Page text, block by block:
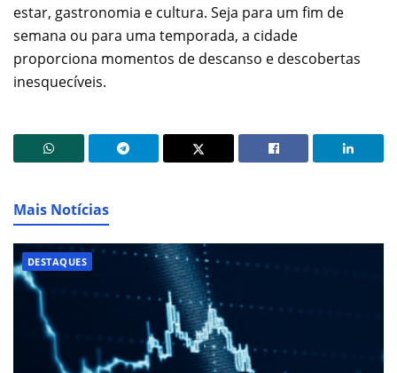
estar, gastronomia e cultura. Seja para um fim de
semana ou para uma temporada, a cidade
proporciona momentos de descanso e descobertas
inesquecíveis.
Mais Notícias
DESTAQUES